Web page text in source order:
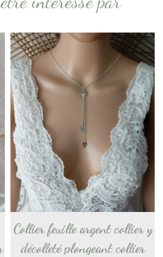
Collier feuille argent collier y
décolleté plongeant collier